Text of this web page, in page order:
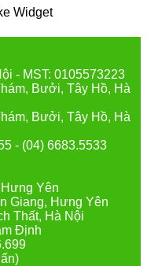
- MST: 0105573223
Bưởi, Tây Hồ, Hà
Bưởi, Tây Hồ, Hà
- (04) 6683.5533
Yên
Giang, Hưng Yên
Thất, Hà Nội
Định